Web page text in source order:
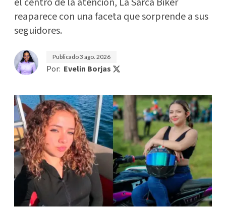
reaparece con una faceta que sorprende a sus
seguidores.
Publicado3 ago. 2026
Por: Evelin Borjas